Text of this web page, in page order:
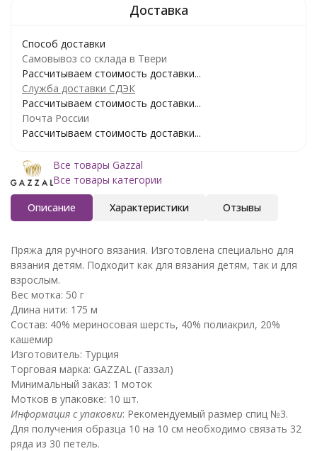
Способ доставки
Самовывоз со склада в Твери
Рассчитываем стоимость доставки...
Служба доставки СДЭК
Рассчитываем стоимость доставки...
Почта России
Рассчитываем стоимость доставки...
Все товары Gazzal
Все товары категории
Описание Характеристики Отзывы
Пряжа для ручного вязания. Изготовлена специально для
вязания детям. Подходит как для вязания детям, так и для
взрослым.
Вес мотка: 50 г
Длина нити: 175 м
Состав: 40% мериносовая шерсть, 40% полиакрил, 20%
кашемир
Изготовитель: Турция
Торговая марка: GAZZAL (Газзал)
Минимальный заказ: 1 моток
Мотков в упаковке: 10 шт.
Информация с упаковки: Рекомендуемый размер спиц №3.
Для получения образца 10 на 10 см необходимо связать 32
ряда из 30 петель.